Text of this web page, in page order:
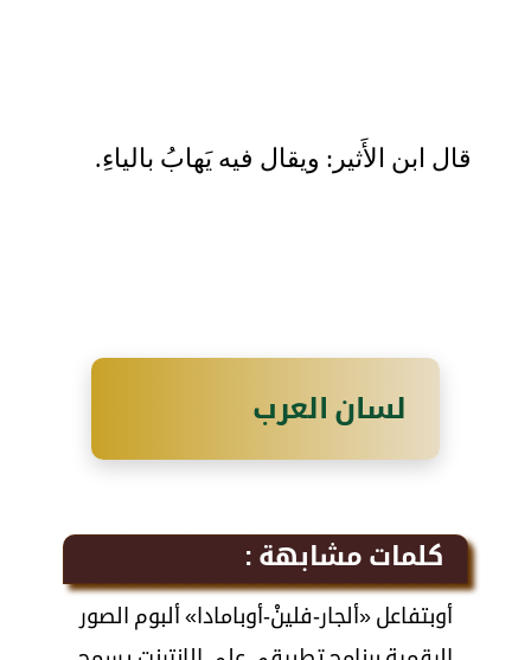
قال ابن الأَثير: ويقال فيه يَهابُ بالياءِ.
لسان العرب
كلمات مشابهة :
أوبتفاعل «ألجار-فلينْ-أوبامادا»ألبوم الصور